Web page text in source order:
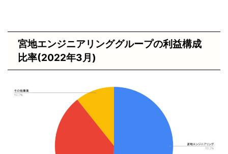
宮地エンジニアリンググループの利益構成
比率(2022年3月)